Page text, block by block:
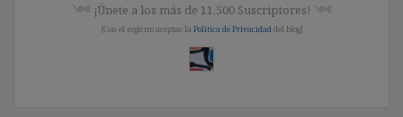
༺ ¡Únete a los más de 11.500 Suscriptores! ༺
[Con el registro aceptas la Política de Privacidad del blog]